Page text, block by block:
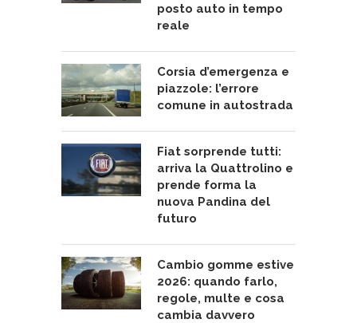
posto auto in tempo
reale
Corsia d’emergenza e
piazzole: l’errore
comune in autostrada
Fiat sorprende tutti:
arriva la Quattrolino e
prende forma la
nuova Pandina del
futuro
Cambio gomme estive
2026: quando farlo,
regole, multe e cosa
cambia davvero